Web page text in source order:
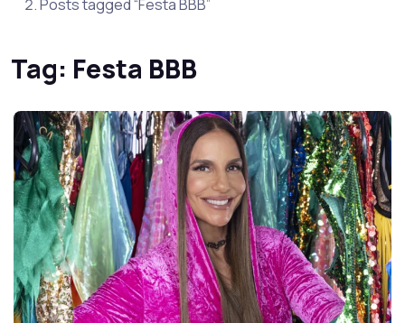
Posts tagged “Festa BBB”
Tag: Festa BBB